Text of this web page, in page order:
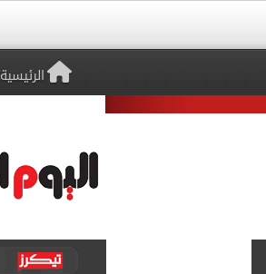
الرئيسية